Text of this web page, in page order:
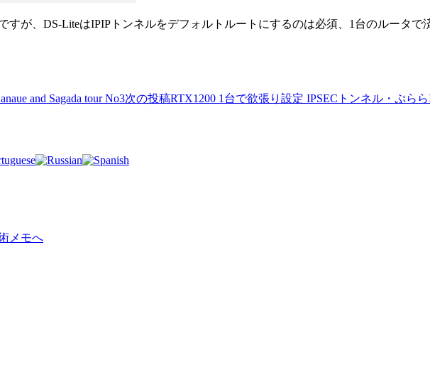
すが、DS-LiteはIPIPトンネルをデフォルトルートにするのは必須、1台のルータで
and Sagada tour No3次の投稿RTX1200 1台で欲張り設定 IPSECトンネル・ぷら